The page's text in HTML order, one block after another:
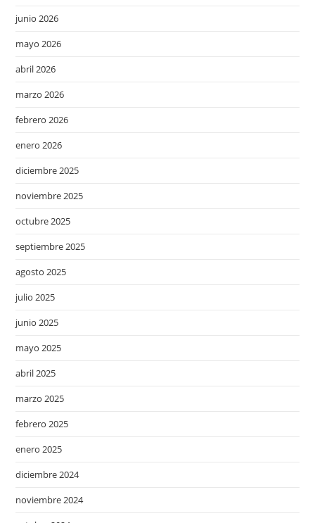
junio 2026
mayo 2026
abril 2026
marzo 2026
febrero 2026
enero 2026
diciembre 2025
noviembre 2025
octubre 2025
septiembre 2025
agosto 2025
julio 2025
junio 2025
mayo 2025
abril 2025
marzo 2025
febrero 2025
enero 2025
diciembre 2024
noviembre 2024